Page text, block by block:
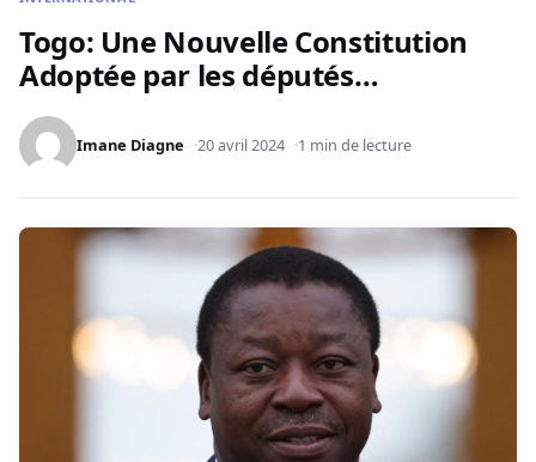
Togo: Une Nouvelle Constitution
Adoptée par les députés…
Imane Diagne 20 avril 2024 1 min de lecture